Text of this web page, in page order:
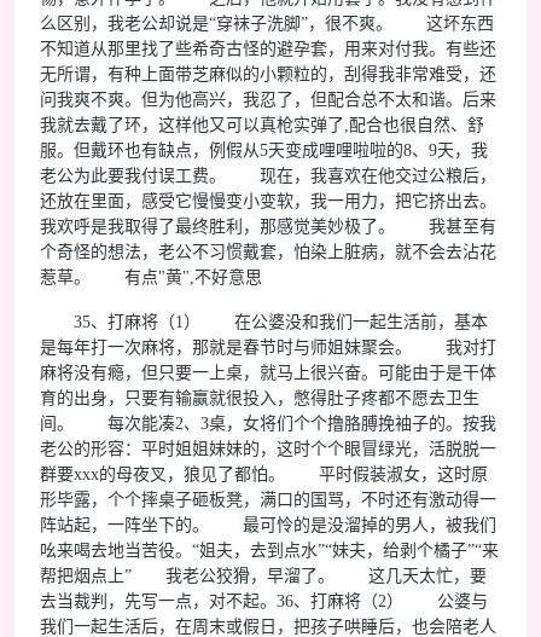
么区别，我老公却说是“穿袜子洗脚”，很不爽。 这坏东西
不知道从那里找了些希奇古怪的避孕套，用来对付我。有些还
无所谓，有种上面带芝麻似的小颗粒的，刮得我非常难受，还
问我爽不爽。但为他高兴，我忍了，但配合总不太和谐。后来
我就去戴了环，这样他又可以真枪实弹了,配合也很自然、舒
服。但戴环也有缺点，例假从5天变成哩哩啦啦的8、9天，我
老公为此要我付误工费。 现在，我喜欢在他交过公粮后，
还放在里面，感受它慢慢变小变软，我一用力，把它挤出去。
我欢呼是我取得了最终胜利，那感觉美妙极了。 我甚至有
个奇怪的想法，老公不习惯戴套，怕染上脏病，就不会去沾花
惹草。 有点"黄",不好意思
35、打麻将（1） 在公婆没和我们一起生活前，基本
是每年打一次麻将，那就是春节时与师姐妹聚会。 我对打
麻将没有瘾，但只要一上桌，就马上很兴奋。可能由于是干体
育的出身，只要有输赢就很投入，憋得肚子疼都不愿去卫生
间。 每次能凑2、3桌，女将们个个撸胳膊挽袖子的。按我
老公的形容：平时姐姐妹妹的，这时个个眼冒绿光，活脱脱一
群要xxx的母夜叉，狼见了都怕。 平时假装淑女，这时原
形毕露，个个摔桌子砸板凳，满口的国骂，不时还有激动得一
阵站起，一阵坐下的。 最可怜的是没溜掉的男人，被我们
吆来喝去地当苦役。“姐夫，去到点水”“妹夫，给剥个橘子”“来
帮把烟点上” 我老公狡猾，早溜了。 这几天太忙，要
去当裁判，先写一点，对不起。36、打麻将（2） 公婆与
我们一起生活后，在周末或假日，把孩子哄睡后，也会陪老人